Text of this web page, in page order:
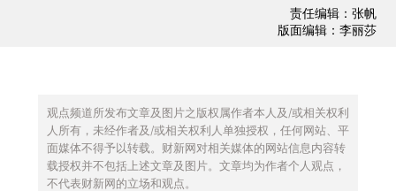
责任编辑：张帆
版面编辑：李丽莎
观点频道所发布文章及图片之版权属作者本人及/或相关权利
人所有，未经作者及/或相关权利人单独授权，任何网站、平
面媒体不得予以转载。财新网对相关媒体的网站信息内容转
载授权并不包括上述文章及图片。文章均为作者个人观点，
不代表财新网的立场和观点。